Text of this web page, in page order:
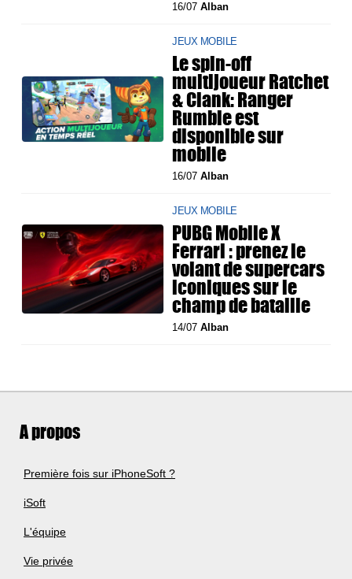
16/07Alban
JEUX MOBILE
Le spin-off
multijoueur Ratchet
& Clank: Ranger
Rumble est
disponible sur
mobile
16/07Alban
JEUX MOBILE
PUBG Mobile X
Ferrari : prenez le
volant de supercars
iconiques sur le
champ de bataille
14/07Alban
A propos
Première fois sur iPhoneSoft ?
iSoft
L'équipe
Vie privée